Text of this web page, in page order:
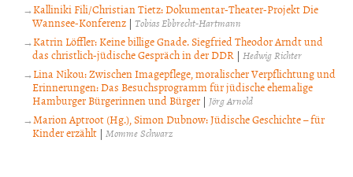
Kalliniki Fili/Christian Tietz: Dokumentar-Theater-Projekt Die
Wannsee-Konferenz | Tobias Ebbrecht-Hartmann
Katrin Löffler: Keine billige Gnade. Siegfried Theodor Arndt und
das christlich-jüdische Gespräch in der DDR | Hedwig Richter
Lina Nikou: Zwischen Imagepflege, moralischer Verpflichtung und
Erinnerungen: Das Besuchsprogramm für jüdische ehemalige
Hamburger Bürgerinnen und Bürger | Jörg Arnold
Marion Aptroot (Hg.), Simon Dubnow: Jüdische Geschichte – für
Kinder erzählt | Momme Schwarz